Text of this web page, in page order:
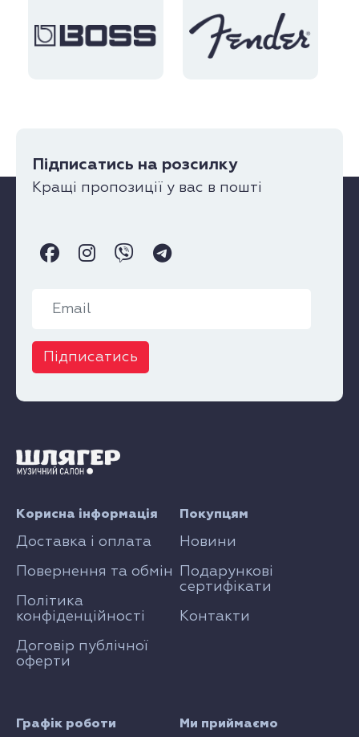
Підписатись на розсилку
Кращі пропозиції у вас в пошті
Підписатись
Графік роботи
Покупцям
Новини
Подарункові
сертифікати
Контакти
Корисна інформація
Доставка і оплата
Повернення та обмін
Політика
конфіденційності
Договір публічної
оферти
Ми приймаємо